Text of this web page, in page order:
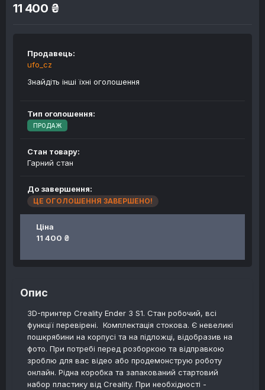
11 400 ₴
Продавець:
ufo_cz
Знайдіть інші їхні оголошення
Тип оголошення:
ПРОДАЖ
Стан товару:
Гарний стан
До завершення:
ЦЕ ОГОЛОШЕННЯ ЗАВЕРШЕНО!
Ціна
11 400 ₴
Опис
3D-принтер Creality Ender 3 S1. Стан робочий, всі
функції перевірені. Комплектація стокова. Є невеликі
пошкрябини на корпусі та на підложці, відобразив на
фото. При потребі перед розборкою та відправкою
зроблю для вас відео або продемонструю роботу
онлайн. Рідна коробка та запакований стартовий
набор пластику від Creality. При необхідності -